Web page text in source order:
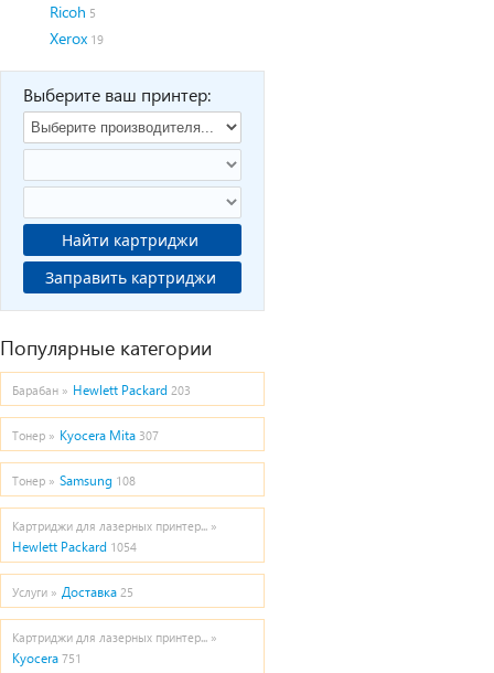
Ricoh 5
Xerox 19
Выберите ваш принтер:
Найти картриджи
Заправить картриджи
Популярные категории
Барабан » Hewlett Packard 203
Тонер » Kyocera Mita 307
Тонер » Samsung 108
Картриджи для лазерных принтер... »
Hewlett Packard 1054
Услуги » Доставка 25
Картриджи для лазерных принтер... »
Kyocera 751